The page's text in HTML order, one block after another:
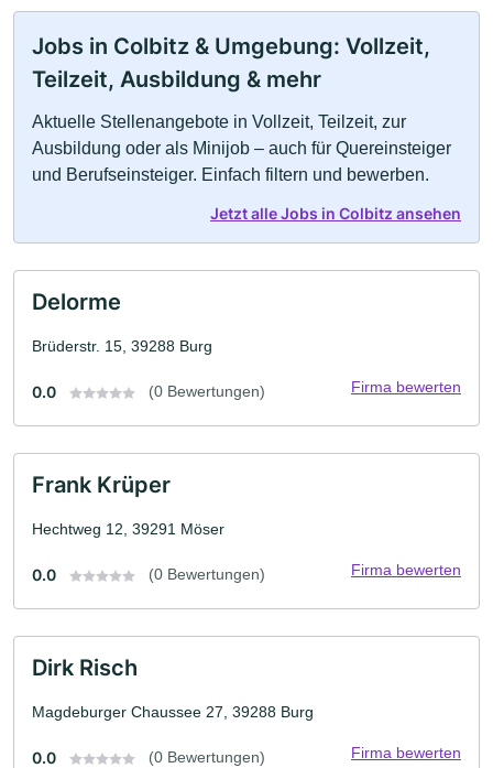
Jobs in Colbitz & Umgebung: Vollzeit,
Teilzeit, Ausbildung & mehr
Aktuelle Stellenangebote in Vollzeit, Teilzeit, zur
Ausbildung oder als Minijob – auch für Quereinsteiger
und Berufseinsteiger. Einfach filtern und bewerben.
Jetzt alle Jobs in Colbitz ansehen
Delorme
Brüderstr. 15, 39288 Burg
0.0 (0 Bewertungen) Firma bewerten
Frank Krüper
Hechtweg 12, 39291 Möser
0.0 (0 Bewertungen) Firma bewerten
Dirk Risch
Magdeburger Chaussee 27, 39288 Burg
0.0 (0 Bewertungen) Firma bewerten